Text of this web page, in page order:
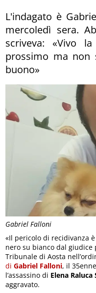
Gabriel Falloni
L'indagato è
mercoledì sera.
scriveva: «Vivo
prossimo ma non
buono»
«Il pericolo di recidivanza
nero su bianco dal
Tribunale di Aosta
diGabriel Falloni, il
l’assassino di Elena Raluca
aggravato.